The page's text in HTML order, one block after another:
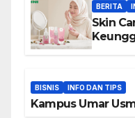
BERITA
Skin
BISNIS INFO DAN TIPS
Kampus Umar